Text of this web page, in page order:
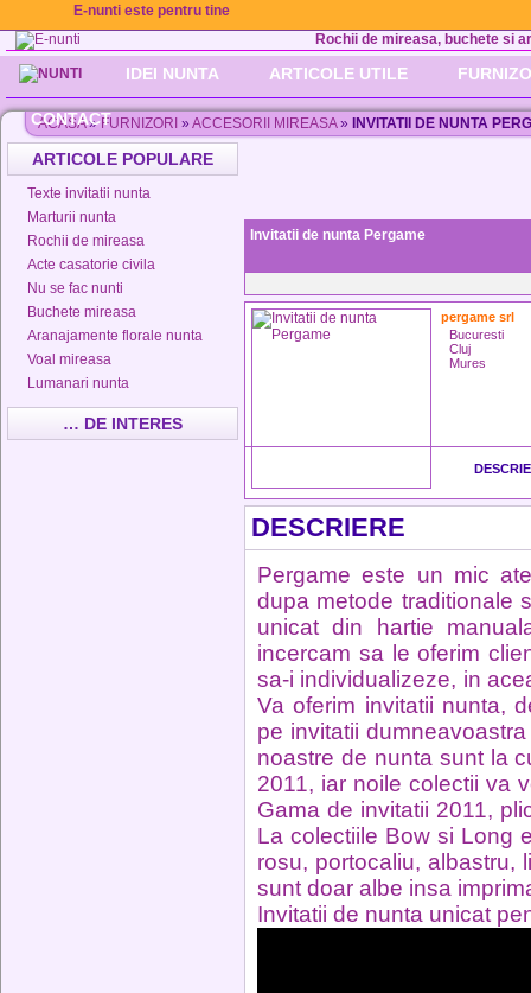
E-nunti este pentru tine
Rochii de mireasa, buchete si
IDEI NUNTA ARTICOLE UTILE
CONTACT
ACASA»FURNIZORI » ACCESORII MIREASA» INVITATII DE NUNTA
ARTICOLE POPULARE
Texte invitatii nunta
Marturii nunta
Rochii de mireasa
Acte casatorie civila
Nu se fac nunti
Buchete mireasa
Aranajamente florale nunta
Voal mireasa
Lumanari nunta
… DE INTERES
Invitatii de nunta Pergame
pergame srl
Bucuresti
Cluj
Mures
DESCRIERE
Pergame este un mic
dupa metode traditionale
unicat din hartie
incercam sa le oferim
sa-i individualizeze, in
Va oferim invitatii nunta,
pe invitatii
noastre de nunta sunt la
2011, iar noile colectii va
Gama de invitatii 2011,
La colectiile Bow si Long
rosu, portocaliu, albastru,
sunt doar albe insa
Invitatii de nunta unicat